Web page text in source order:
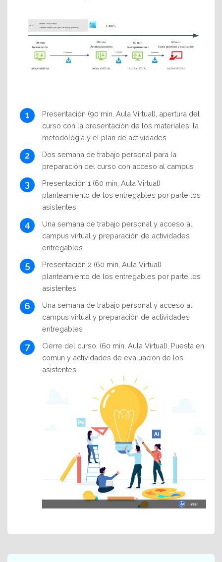
Presentación (90 min, Aula Virtual), apertura del
curso con la presentación de los materiales, la
metodología y el plan de actividades
Dos semana de trabajo personal para la
preparación del curso con acceso al campus
Presentación 1 (60 min, Aula Virtual)
planteamiento de los entregables por parte los
asistentes
Una semana de trabajo personal y acceso al
campus virtual y preparación de actividades
entregables
Presentación 2 (60 min, Aula Virtual)
planteamiento de los entregables por parte los
asistentes
Una semana de trabajo personal y acceso al
campus virtual y preparación de actividades
entregables
Cierre del curso, (60 min, Aula Virtual), Puesta en
común y actividades de evaluación de los
asistentes